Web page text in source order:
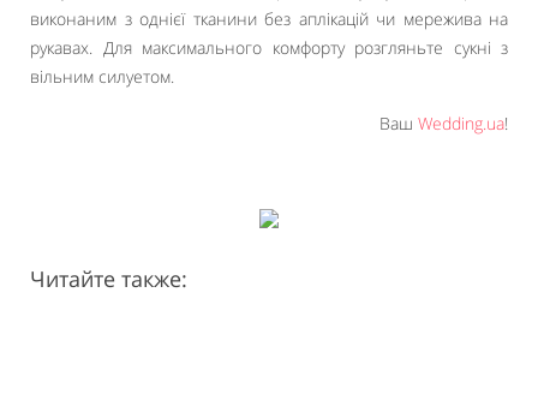
виконаним з однієї тканини без аплікацій чи мережива на
рукавах. Для максимального комфорту розгляньте сукні з
вільним силуетом.
Ваш Wedding.ua!
Читайте также: